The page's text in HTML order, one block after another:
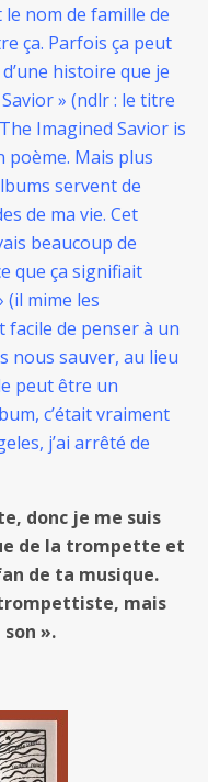
le nom de famille de
ça. Parfois ça peut
histoire que je
» (ndlr : le titre
Imagined Savior is
poème. Mais plus
servent de
de ma vie. Cet
beaucoup de
que ça signifiait
(il mime les
facile de penser à un
nous sauver, au lieu
peut être un
c’était vraiment
j’ai arrêté de
donc je me suis
de la trompette et
de ta musique.
mais
».